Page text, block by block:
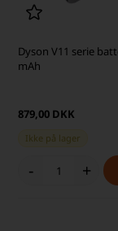
Dyson V11 serie
mAh
879,00 DKK
Ikke på lager
- +